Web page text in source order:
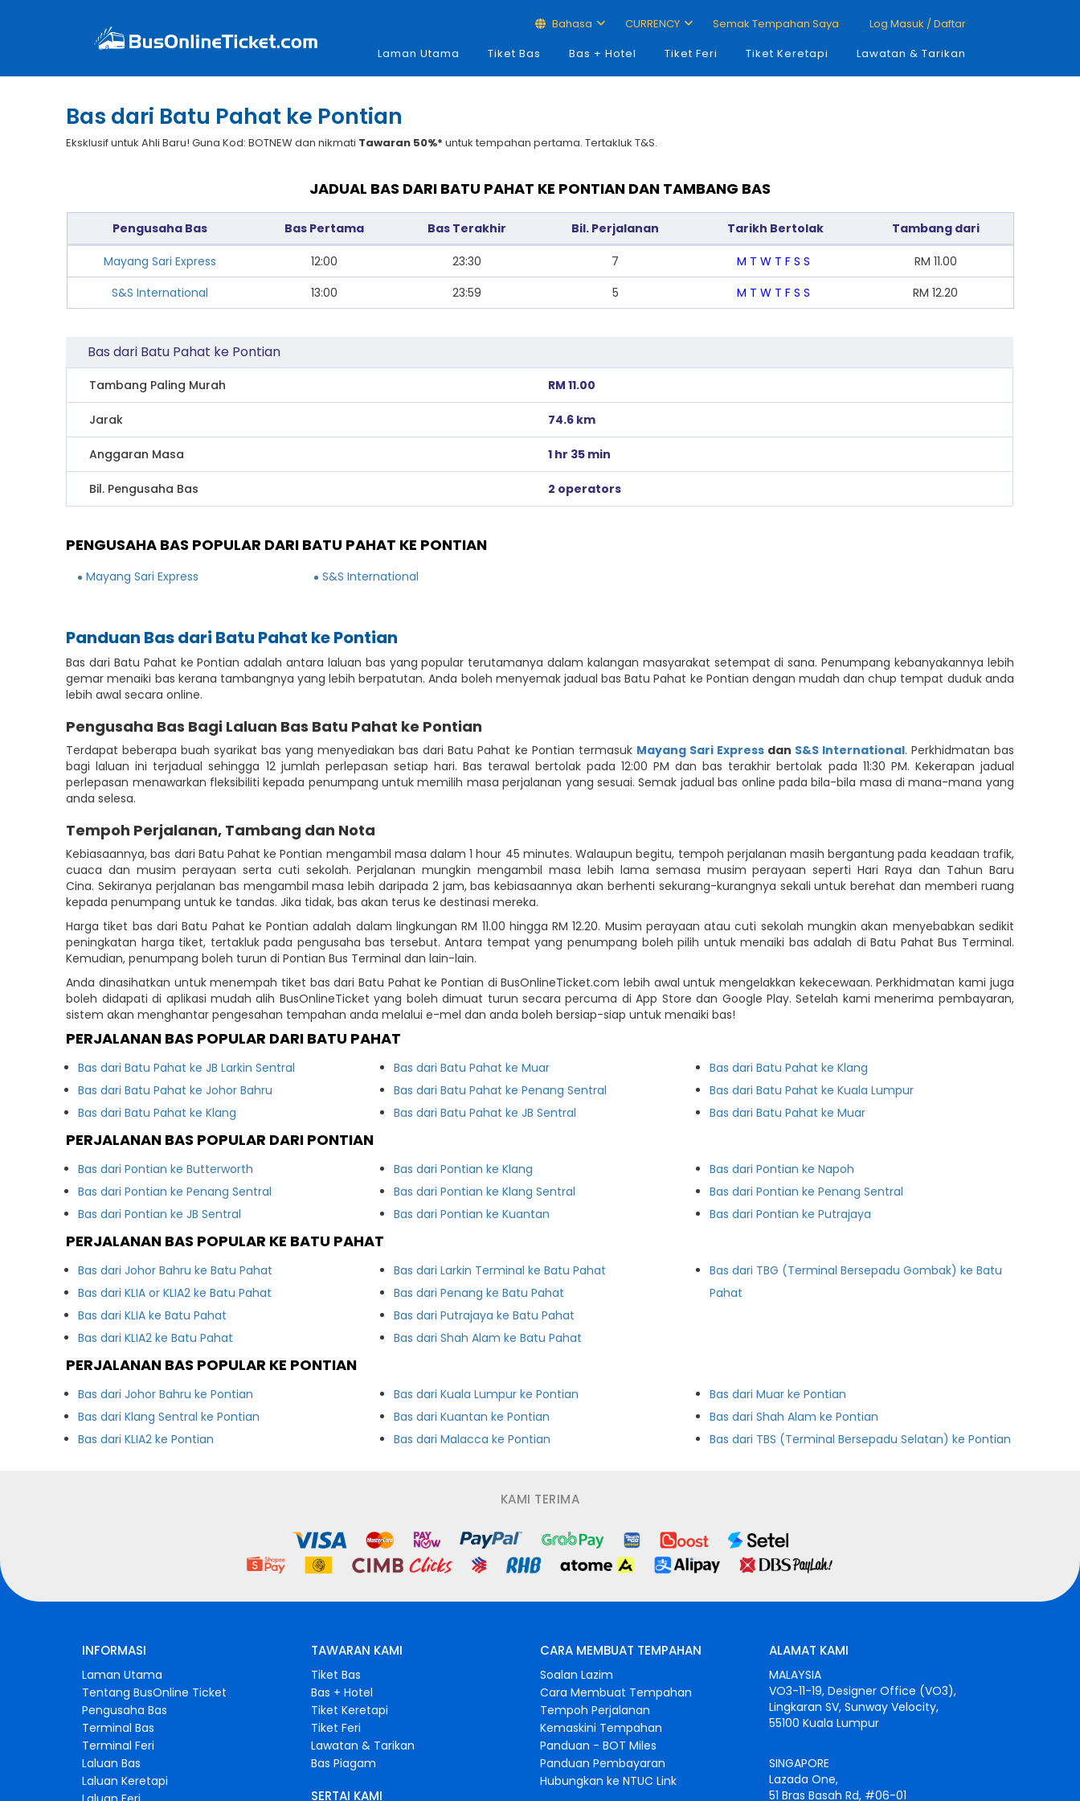
Bahasa CURRENCY Semak Tempahan Saya
Log Masuk / Daftar
Laman Utama
Tiket Bas Bas + Hotel Tiket Feri Tiket Keretapi Lawatan & Tarikan
Bas dari Batu Pahat ke Pontian
Eksklusif untuk Ahli Baru! Guna Kod: BOTNEW dan nikmati Tawaran 50%* untuk tempahan pertama. Tertakluk T&S.
JADUAL BAS DARI BATU PAHAT KE PONTIAN DAN TAMBANG BAS
Pengusaha Bas Bas Pertama Bas Terakhir Bil. Perjalanan Tarikh Bertolak Tambang dari
Mayang Sari Express 12:00 23:30 7 M T W T F S S RM 11.00
S&S International
13:00 23:59 5 M T W T F S S RM 12.20
Bas dari Batu Pahat ke Pontian
Tambang Paling Murah RM 11.00
Jarak 74.6 km
Anggaran Masa 1 hr 35 min
Bil. Pengusaha Bas 2 operators
PENGUSAHA BAS POPULAR DARI BATU PAHAT KE PONTIAN
Mayang Sari Express S&S International
Panduan Bas dari Batu Pahat ke Pontian
Bas dari Batu Pahat ke Pontian adalah antara laluan bas yang popular terutamanya dalam kalangan masyarakat setempat di sana. Penumpang kebanyakannya lebih
gemar menaiki bas kerana tambangnya yang lebih berpatutan. Anda boleh menyemak jadual bas Batu Pahat ke Pontian dengan mudah dan chup tempat duduk anda
lebih awal secara online.
Pengusaha Bas Bagi Laluan Bas Batu Pahat ke Pontian
Terdapat beberapa buah syarikat bas yang menyediakan bas dari Batu Pahat ke Pontian termasuk Mayang Sari Express dan S&S International. Perkhidmatan bas
bagi laluan ini terjadual sehingga 12 jumlah perlepasan setiap hari. Bas terawal bertolak pada 12:00 PM dan bas terakhir bertolak pada 11:30 PM. Kekerapan jadual
perlepasan menawarkan fleksibiliti kepada penumpang untuk memilih masa perjalanan yang sesuai. Semak jadual bas online pada bila-bila masa di mana-mana yang
anda selesa.
Tempoh Perjalanan, Tambang dan Nota
Kebiasaannya, bas dari Batu Pahat ke Pontian mengambil masa dalam 1 hour 45 minutes. Walaupun begitu, tempoh perjalanan masih bergantung pada keadaan trafik,
cuaca dan musim perayaan serta cuti sekolah. Perjalanan mungkin mengambil masa lebih lama semasa musim perayaan seperti Hari Raya dan Tahun Baru
Cina. Sekiranya perjalanan bas mengambil masa lebih daripada 2 jam, bas kebiasaannya akan berhenti sekurang-kurangnya sekali untuk berehat dan memberi ruang
kepada penumpang untuk ke tandas. Jika tidak, bas akan terus ke destinasi mereka.
Harga tiket bas dari Batu Pahat ke Pontian adalah dalam lingkungan RM 11.00 hingga RM 12.20. Musim perayaan atau cuti sekolah mungkin akan menyebabkan sedikit
peningkatan harga tiket, tertakluk pada pengusaha bas tersebut. Antara tempat yang penumpang boleh pilih untuk menaiki bas adalah di Batu Pahat Bus Terminal.
Kemudian, penumpang boleh turun di Pontian Bus Terminal dan lain-lain.
Anda dinasihatkan untuk menempah tiket bas dari Batu Pahat ke Pontian di BusOnlineTicket.com lebih awal untuk mengelakkan kekecewaan. Perkhidmatan kami juga
boleh didapati di aplikasi mudah alih BusOnlineTicket yang boleh dimuat turun secara percuma di App Store dan Google Play. Setelah kami menerima pembayaran,
sistem akan menghantar pengesahan tempahan anda melalui e-mel dan anda boleh bersiap-siap untuk menaiki bas!
PERJALANAN BAS POPULAR DARI BATU PAHAT
Bas dari Batu Pahat ke JB Larkin Sentral
Bas dari Batu Pahat ke Johor Bahru
Bas dari Batu Pahat ke Klang
Bas dari Batu Pahat ke Muar
Bas dari Batu Pahat ke Penang Sentral
Bas dari Batu Pahat ke JB Sentral
Bas dari Batu Pahat ke Klang
Bas dari Batu Pahat ke Kuala Lumpur
Bas dari Batu Pahat ke Muar
PERJALANAN BAS POPULAR DARI PONTIAN
Bas dari Pontian ke Butterworth
Bas dari Pontian ke Penang Sentral
Bas dari Pontian ke JB Sentral
Bas dari Pontian ke Klang
Bas dari Pontian ke Klang Sentral
Bas dari Pontian ke Kuantan
Bas dari Pontian ke Napoh
Bas dari Pontian ke Penang Sentral
Bas dari Pontian ke Putrajaya
PERJALANAN BAS POPULAR KE BATU PAHAT
Bas dari Johor Bahru ke Batu Pahat
Bas dari KLIA or KLIA2 ke Batu Pahat
Bas dari KLIA ke Batu Pahat
Bas dari KLIA2 ke Batu Pahat
Bas dari Larkin Terminal ke Batu Pahat
Bas dari Penang ke Batu Pahat
Bas dari Putrajaya ke Batu Pahat
Bas dari Shah Alam ke Batu Pahat
Bas dari TBG (Terminal Bersepadu Gombak) ke Batu
Pahat
PERJALANAN BAS POPULAR KE PONTIAN
Bas dari Johor Bahru ke Pontian
Bas dari Klang Sentral ke Pontian
Bas dari KLIA2 ke Pontian
Bas dari Kuala Lumpur ke Pontian
Bas dari Kuantan ke Pontian
Bas dari Malacca ke Pontian
Bas dari Muar ke Pontian
Bas dari Shah Alam ke Pontian
Bas dari TBS (Terminal Bersepadu Selatan) ke Pontian
KAMI TERIMA
INFORMASI
Laman Utama
Tentang BusOnline Ticket
Pengusaha Bas
Terminal Bas
Terminal Feri
Laluan Bas
Laluan Keretapi
TAWARAN KAMI
Tiket Bas
Bas + Hotel
Tiket Keretapi
Tiket Feri
Lawatan & Tarikan
Bas Piagam
SERTAI KAMI
CARA MEMBUAT TEMPAHAN
Soalan Lazim
Cara Membuat Tempahan
Tempoh Perjalanan
Kemaskini Tempahan
Panduan - BOT Miles
Panduan Pembayaran
Hubungkan ke NTUC Link
ALAMAT KAMI
MALAYSIA
VO3-11-19, Designer Office (VO3),
Lingkaran SV, Sunway Velocity,
55100 Kuala Lumpur
SINGAPORE
Lazada One,
51 Bras Basah Rd, #06-01